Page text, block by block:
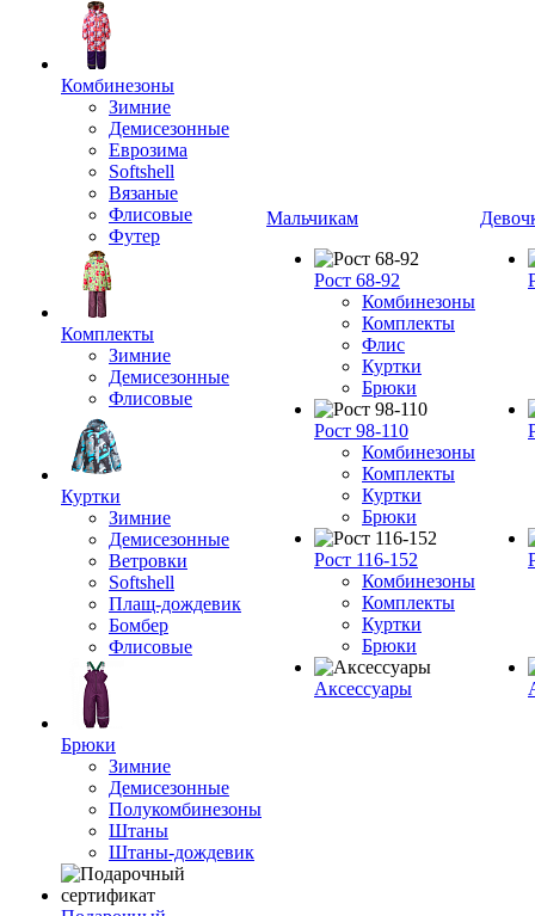
Комбинезоны
Зимние
Демисезонные
Еврозима
Softshell
Вязаные
Флисовые
Футер
Комплекты
Зимние
Демисезонные
Флисовые
Куртки
Зимние
Демисезонные
Ветровки
Softshell
Плащ-дождевик
Бомбер
Флисовые
Брюки
Зимние
Демисезонные
Полукомбинезоны
Штаны
Штаны-дождевик
Мальчикам
Рост 68-92
Комбинезоны
Комплекты
Флис
Куртки
Брюки
Рост 98-110
Комбинезоны
Комплекты
Куртки
Брюки
Рост 116-152
Комбинезоны
Комплекты
Куртки
Брюки
Аксессуары